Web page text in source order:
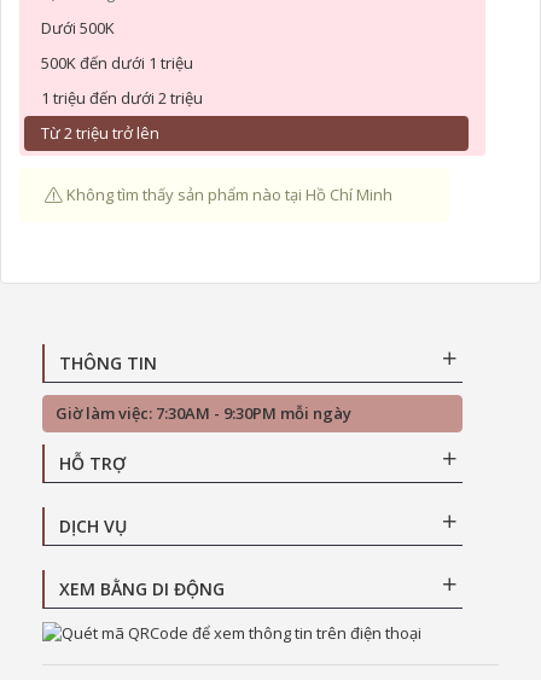
Dưới 500K
500K đến dưới 1 triệu
1 triệu đến dưới 2 triệu
Từ 2 triệu trở lên
Không tìm thấy sản phẩm nào tại Hồ Chí Minh
THÔNG TIN
Giờ làm việc: 7:30AM - 9:30PM mỗi ngày
HỖ TRỢ
DỊCH VỤ
XEM BẰNG DI ĐỘNG